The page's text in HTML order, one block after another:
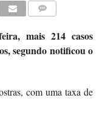
mais 214 casos
segundo notificou o
com uma taxa de